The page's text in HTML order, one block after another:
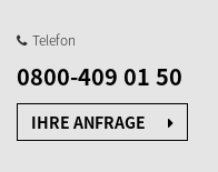
Telefon
0800-409 01 50
IHRE ANFRAGE